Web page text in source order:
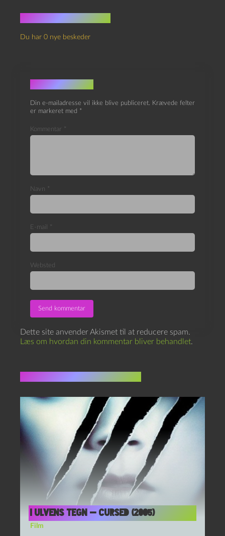
Du har 0 nye beskeder
Skriv et svar
Din e-mailadresse vil ikke blive publiceret. Krævede felter
er markeret med *
Kommentar *
Navn *
E-mail *
Websted
Dette site anvender Akismet til at reducere spam.
Læs om hvordan din kommentar bliver behandlet.
I ulvens tegn — Cursed (2005)
Film